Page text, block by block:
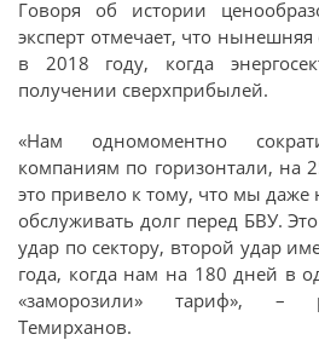
Говоря об истории
эксперт отмечает, что нынешняя
в 2018 году, когда
получении сверхприбылей.
«Нам одномоментно
компаниям по горизонтали, на
это привело к тому, что мы
обслуживать долг перед БВУ.
удар по сектору, второй удар
года, когда нам на 180 дней в
«заморозили» тариф», –
Темирханов.